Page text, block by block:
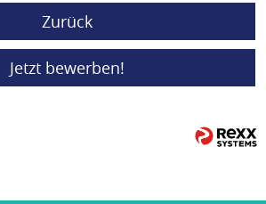
Zurück
Jetzt bewerben!